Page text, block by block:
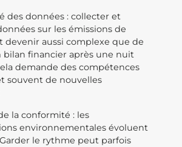
des données : collecter et
sur les émissions de
devenir aussi complexe que de
financier après une nuit
demande des compétences
souvent de nouvelles
la conformité : les
environnementales évoluent
le rythme peut parfois